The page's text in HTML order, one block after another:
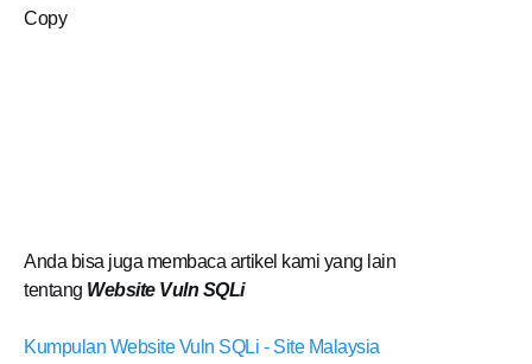
Copy
Anda bisa juga membaca artikel kami yang lain
tentang Website Vuln SQLi
Kumpulan Website Vuln SQLi - Site Malaysia